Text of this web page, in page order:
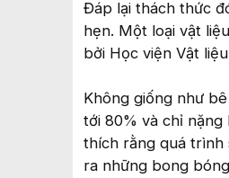
Đáp lại thách thức
hẹn. Một loại vật
bởi Học viện Vật
Không giống như
tới 80% và chỉ nặng
thích rằng quá
ra những bong